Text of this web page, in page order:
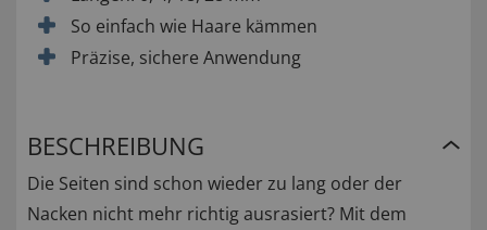
So einfach wie Haare kämmen
Präzise, sichere Anwendung
BESCHREIBUNG
Die Seiten sind schon wieder zu lang oder der
Nacken nicht mehr richtig ausrasiert? Mit dem